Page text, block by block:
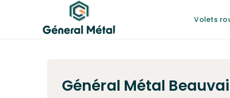
Volets
Général Métal